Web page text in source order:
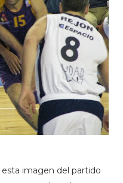
imagen del partido